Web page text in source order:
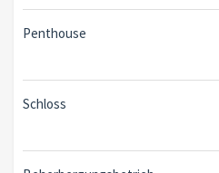
Penthouse
Schloss